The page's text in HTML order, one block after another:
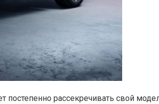
постепенно рассекречивать свой